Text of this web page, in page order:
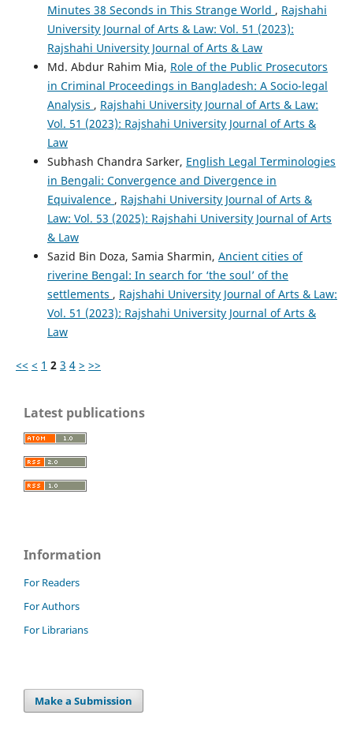
Minutes 38 Seconds in This Strange World , Rajshahi
University Journal of Arts & Law: Vol. 51 (2023):
Rajshahi University Journal of Arts & Law
Md. Abdur Rahim Mia, Role of the Public Prosecutors
in Criminal Proceedings in Bangladesh: A Socio-legal
Analysis , Rajshahi University Journal of Arts & Law:
Vol. 51 (2023): Rajshahi University Journal of Arts &
Law
Subhash Chandra Sarker, English Legal Terminologies
in Bengali: Convergence and Divergence in
Equivalence , Rajshahi University Journal of Arts &
Law: Vol. 53 (2025): Rajshahi University Journal of Arts
& Law
Sazid Bin Doza, Samia Sharmin, Ancient cities of
riverine Bengal: In search for ‘the soul’ of the
settlements , Rajshahi University Journal of Arts & Law:
Vol. 51 (2023): Rajshahi University Journal of Arts &
Law
<< < 1 2 3 4 > >>
Latest publications
Information
For Readers
For Authors
For Librarians
Make a Submission